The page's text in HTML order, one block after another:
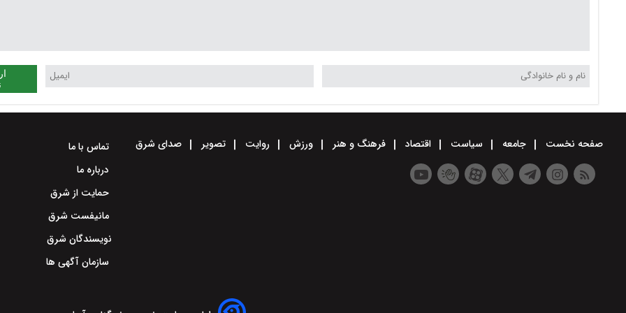
صفحه نخست جامعه سیاست اقتصاد فرهنگ و هنر ورزش روایت تصویر صدای شرق
تماس با ما
درباره ما
حمایت از شرق
مانیفست شرق
نویسندگان شرق
سازمان آگهی ها